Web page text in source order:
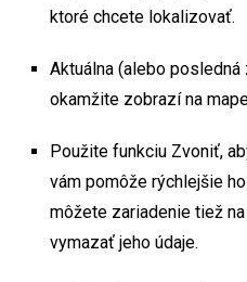
ktoré chcete lokalizovať.
Aktuálna (alebo
okamžite zobrazí na
Použite funkciu Zvoniť,
vám pomôže rýchlejšie
môžete zariadenie tiež
vymazať jeho údaje.